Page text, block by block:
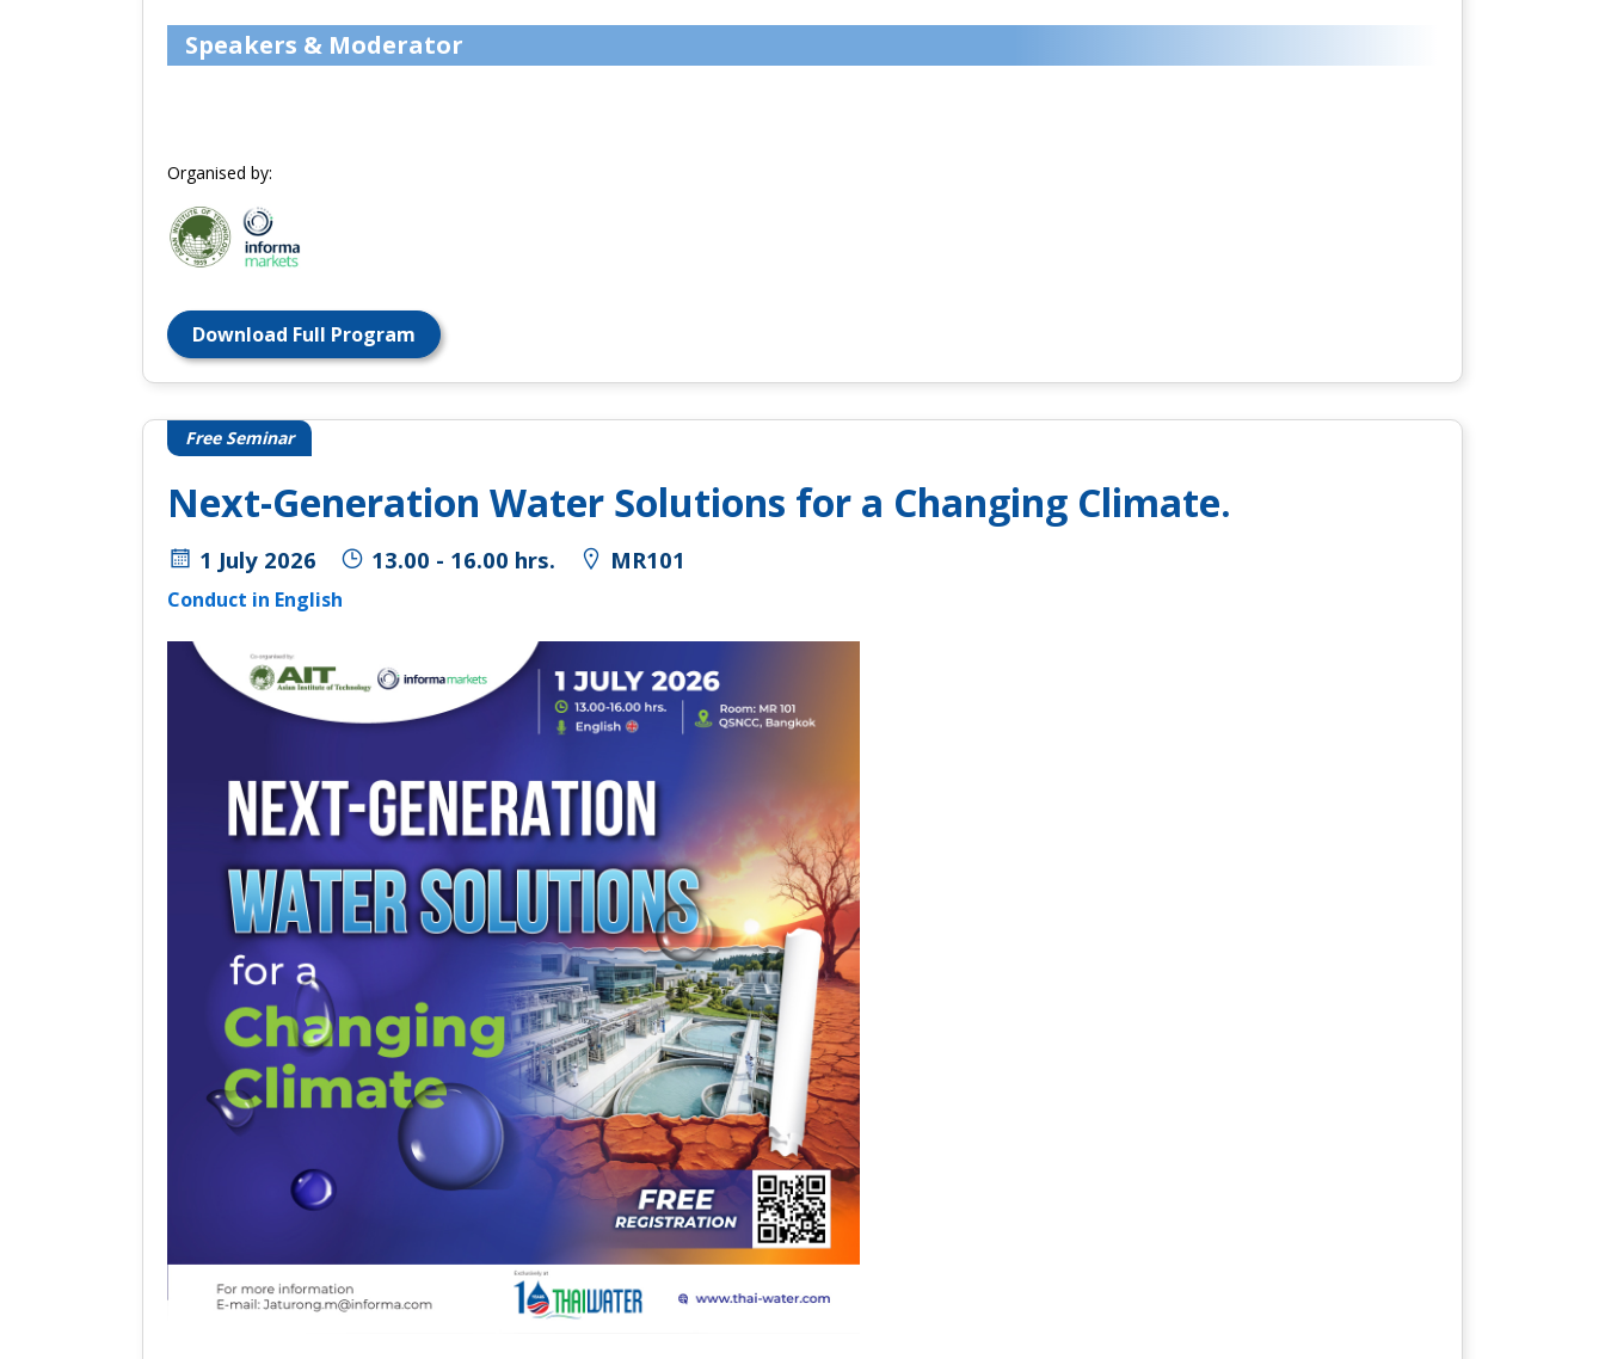
Speakers & Moderator
Organised by:
Download Full Program
Free Seminar
Next-Generation Water Solutions for a Changing Climate.
1 July 2026 13.00 - 16.00 hrs. MR101
Conduct in English